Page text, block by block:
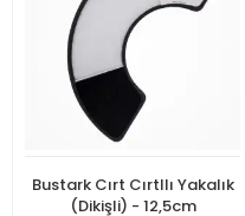
Bustark Cırt Cırtllı Yakalık
(Dikişli) - 12,5cm